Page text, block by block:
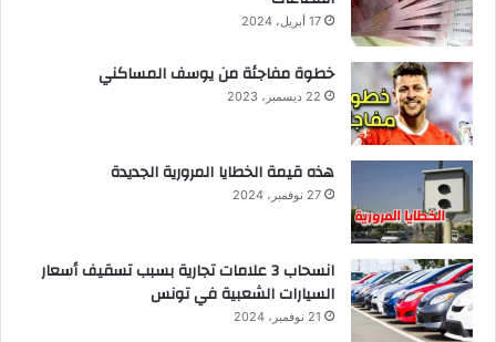
17 أبريل، 2024
خطوة مفاجئة من يوسف المساكني
22 ديسمبر، 2023
هذه قيمة الخطايا المرورية الجديدة
27 نوفمبر، 2024
انسحاب 3 علامات تجارية بسبب تسقيف أسعار
السيارات الشعبية في تونس
21 نوفمبر، 2024